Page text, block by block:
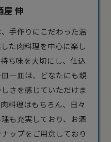
屋 伸
手作りにこだわった温
た肉料理を中心に楽し
ち味を大切にし、仕込
一皿は、どなたにも親
さを感じていただけま
料理はもちろん、日々
も充実しており、お酒
ップをご用意しており